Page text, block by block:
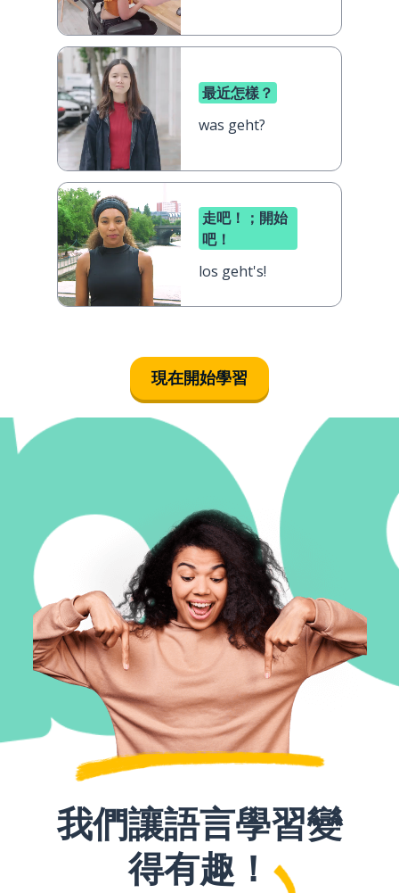
最近怎樣？
was geht?
走吧！；開始
吧！
los geht's!
現在開始學習
我們讓語言學習變
得有趣！